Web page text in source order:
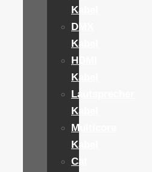
Kabel
DMX
Kabel
HDMI
Kabel
Lautsprecher
Kabel
Multicore
Kabel
Cat